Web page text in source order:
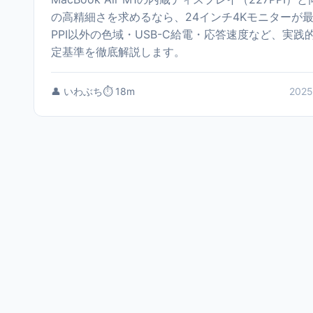
の高精細さを求めるなら、24インチ4Kモニターが最
PPI以外の色域・USB-C給電・応答速度など、実践
定基準を徹底解説します。
👤 いわぶち⏱️ 18m